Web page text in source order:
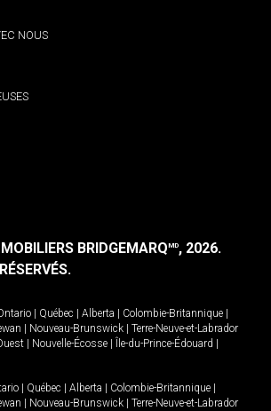
NOUS
BRIDGEMARQMD, 2026.
Québec Alberta Colombie-Britannique
Nouveau-Brunswick
Terre-Neuve-et-Labrador
Nouvelle-Écosse Île-du-Prince-Édouard
Québec Alberta Colombie-Britannique
Nouveau-Brunswick
Terre-Neuve-et-Labrador